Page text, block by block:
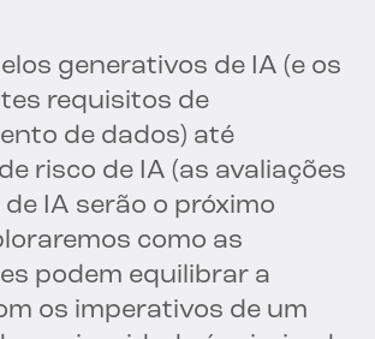
generativos de IA (e os
requisitos de
de dados) até
risco de IA (as avaliações
IA serão o próximo
como as
podem equilibrar a
os imperativos de um